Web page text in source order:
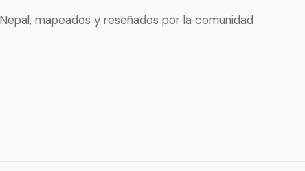
mapeados y reseñados por la comunidad